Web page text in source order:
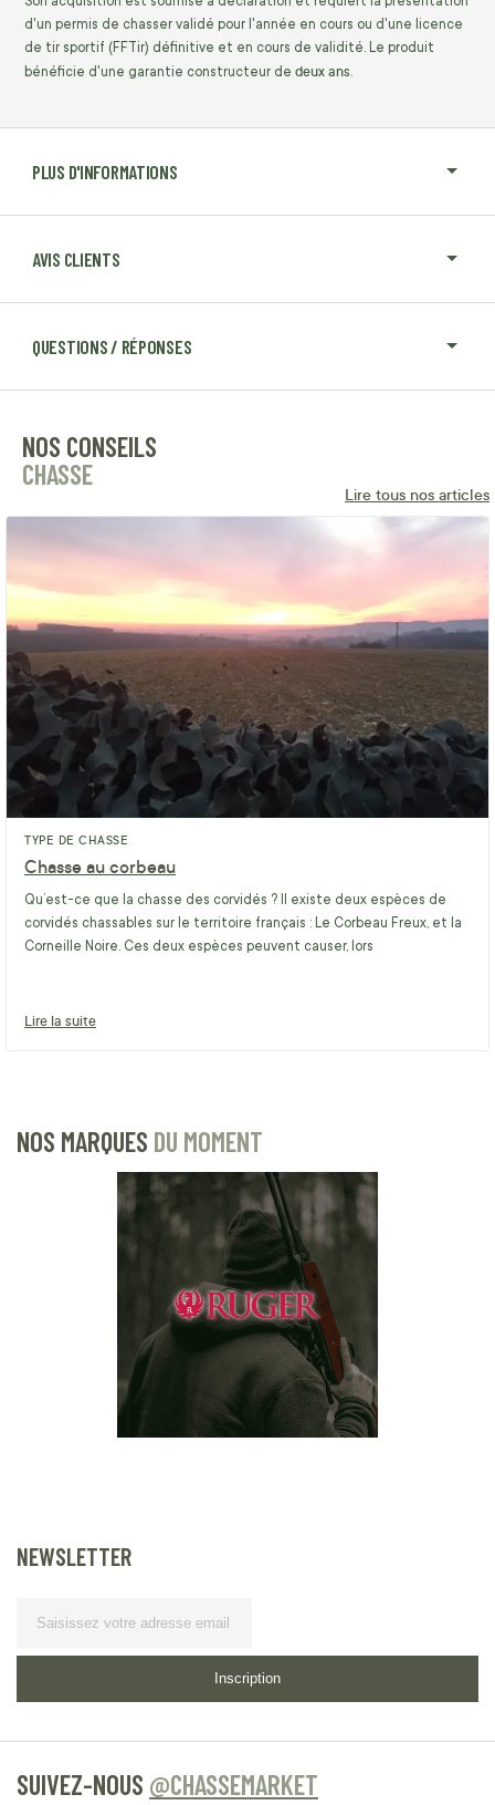
PLUS D'INFORMATIONS
AVIS CLIENTS
QUESTIONS / RÉPONSES
d'un permis de chasser validé pour l'année en cours ou d'une licence
de tir sportif (FFTir) définitive et en cours de validité. Le produit
bénéficie d'une garantie constructeur de deux ans
NOS CONSEILS
CHASSE
Lire tous nos articles
TYPE DE CHASSE
Chasse au corbeau
Qu’est-ce que la chasse des corvidés ? Il existe deux espèces de
corvidés chassables sur le territoire français : Le Corbeau Freux, et la
Corneille Noire. Ces deux espèces peuvent causer, lors
Lire la suite
NOS MARQUES DU MOMENT
NEWSLETTER
Inscription
SUIVEZ-NOUS @CHASSEMARKET